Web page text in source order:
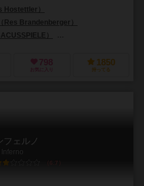
Hostettler）
Res Brandenberger）
）
798
お気に入り
1850
持ってる
フェルノ
Inferno
6.7